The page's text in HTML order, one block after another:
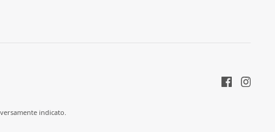
indicato.